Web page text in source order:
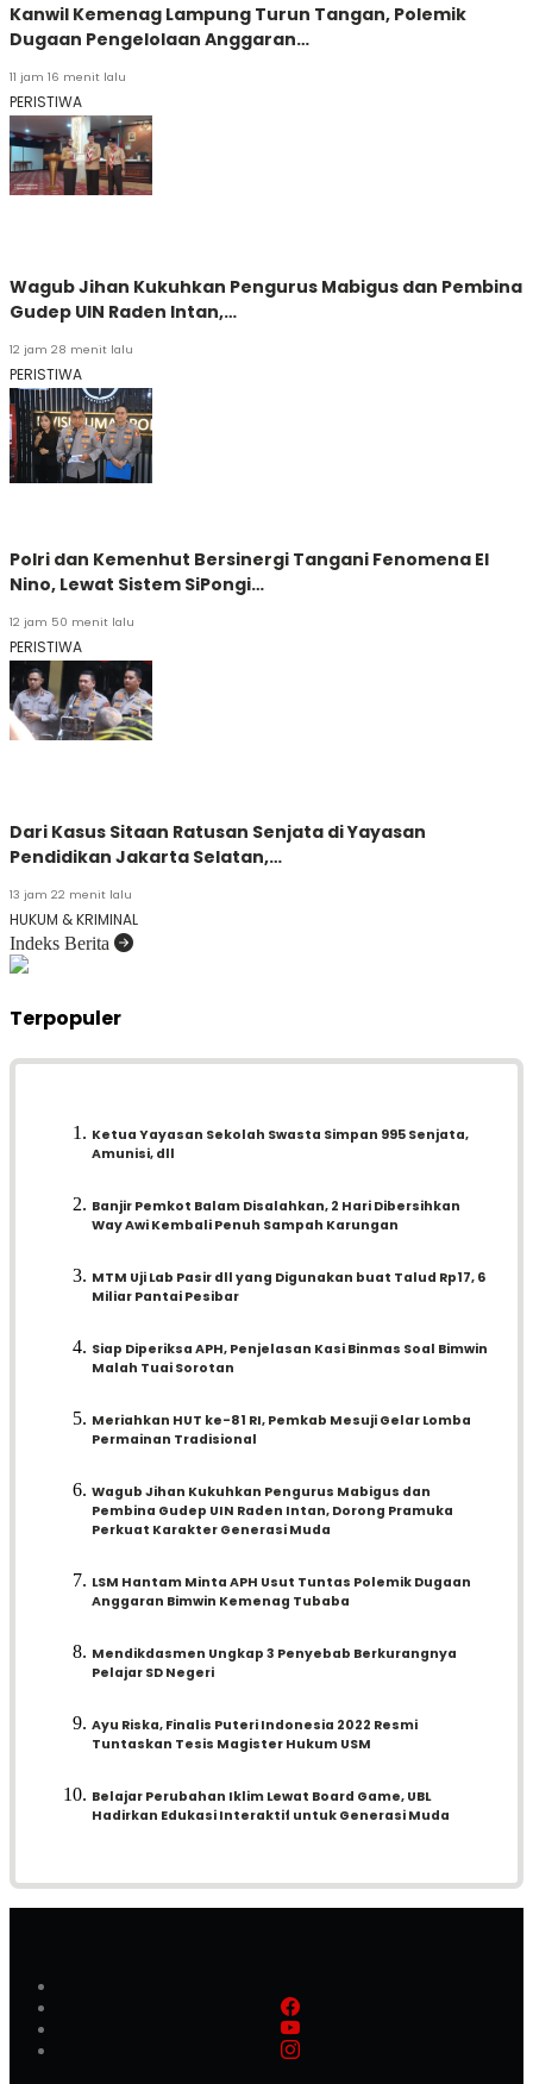
Kanwil Kemenag Lampung Turun Tangan, Polemik
Dugaan Pengelolaan Anggaran…
11 jam 16 menit lalu
PERISTIWA
Wagub Jihan Kukuhkan Pengurus Mabigus dan Pembina
Gudep UIN Raden Intan,…
12 jam 28 menit lalu
PERISTIWA
Polri dan Kemenhut Bersinergi Tangani Fenomena El
Nino, Lewat Sistem SiPongi…
12 jam 50 menit lalu
PERISTIWA
Dari Kasus Sitaan Ratusan Senjata di Yayasan
Pendidikan Jakarta Selatan,…
13 jam 22 menit lalu
HUKUM & KRIMINAL
Indeks Berita
Terpopuler
Ketua Yayasan Sekolah Swasta Simpan 995 Senjata,
Amunisi, dll
Banjir Pemkot Balam Disalahkan, 2 Hari Dibersihkan
Way Awi Kembali Penuh Sampah Karungan
MTM Uji Lab Pasir dll yang Digunakan buat Talud Rp17, 6
Miliar Pantai Pesibar
Siap Diperiksa APH, Penjelasan Kasi Binmas Soal Bimwin
Malah Tuai Sorotan
Meriahkan HUT ke-81 RI, Pemkab Mesuji Gelar Lomba
Permainan Tradisional
Wagub Jihan Kukuhkan Pengurus Mabigus dan
Pembina Gudep UIN Raden Intan, Dorong Pramuka
Perkuat Karakter Generasi Muda
LSM Hantam Minta APH Usut Tuntas Polemik Dugaan
Anggaran Bimwin Kemenag Tubaba
Mendikdasmen Ungkap 3 Penyebab Berkurangnya
Pelajar SD Negeri
Ayu Riska, Finalis Puteri Indonesia 2022 Resmi
Tuntaskan Tesis Magister Hukum USM
Belajar Perubahan Iklim Lewat Board Game, UBL
Hadirkan Edukasi Interaktif untuk Generasi Muda